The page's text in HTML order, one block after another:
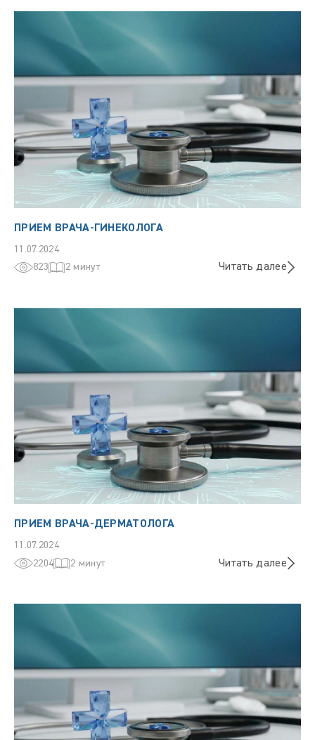
ПРИЕМ ВРАЧА-ГИНЕКОЛОГА
11.07.2024
823
2 минут Читать далее
ПРИЕМ ВРАЧА-ДЕРМАТОЛОГА
11.07.2024
2204
2 минут Читать далее